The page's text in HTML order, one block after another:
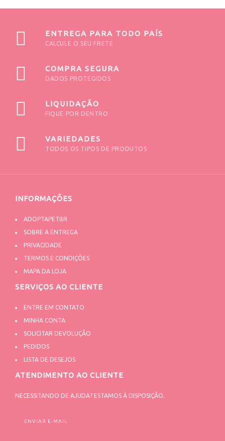
ENTREGA PARA TODO PAÍS
CALCULE O SEU FRETE
COMPRA SEGURA
DADOS PROTEGIDOS
LIQUIDAÇÃO
FIQUE POR DENTRO
VARIEDADES
TODOS OS TIPOS DE PRODUTOS
INFORMAÇÕES
ADOPTAPETBR
SOBRE A ENTREGA
PRIVACIDADE
TERMOS E CONDIÇÕES
MAPA DA LOJA
SERVIÇOS AO CLIENTE
ENTRE EM CONTATO
MINHA CONTA
SOLICITAR DEVOLUÇÃO
PEDIDOS
LISTA DE DESEJOS
ATENDIMENTO AO CLIENTE
NECESSITANDO DE AJUDA? ESTAMOS À DISPOSIÇÃO.
ENVIAR E-MAIL